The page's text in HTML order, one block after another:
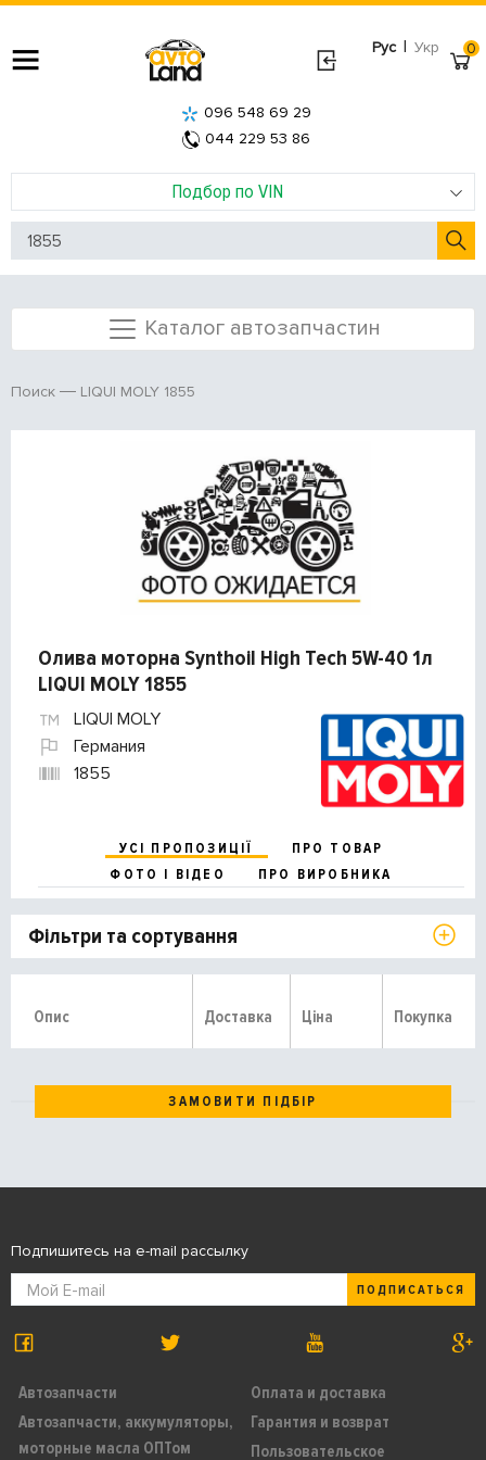
Рус | Укр
Подбор по VIN
096 548 69 29
044 229 53 86
0
Каталог автозапчастин
Поиск LIQUI MOLY 1855
Олива моторна Synthoil High Tech 5W-40 1л
LIQUI MOLY 1855
LIQUI MOLY
Германия
1855
УСІ ПРОПОЗИЦІЇ
ПРО ТОВАР
ФОТО І ВІДЕО
ПРО ВИРОБНИКА
Фільтри та сортування
Опис Доставка Ціна Покупка
ЗАМОВИТИ ПІДБІР
Автозапчасти
Автозапчасти, аккумуляторы,
моторные масла ОПТом
Оплата и доставка
Гарантия и возврат
Пользовательское
Подпишитесь на e-mail рассылку
ПОДПИСАТЬСЯ